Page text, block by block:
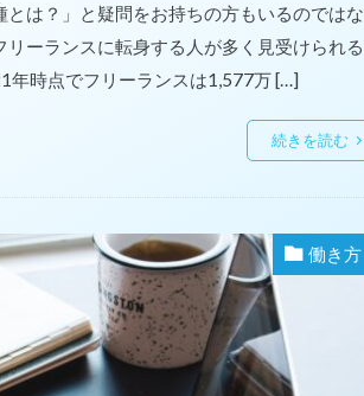
とは？」と疑問をお持ちの方もいるのではな
ーランスに転身する人が多く見受けられる
年時点でフリーランスは1,577万 […]
続きを読む
働き方